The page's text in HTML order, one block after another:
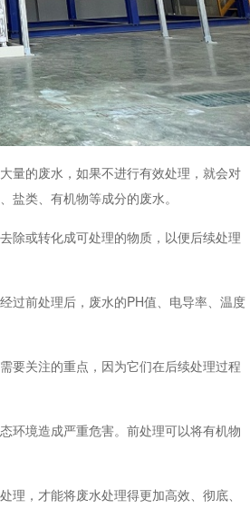
量的废水，如果不进行有效处理，就会对
盐类、有机物等成分的废水。
除或转化成可处理的物质，以便后续处理
过前处理后，废水的PH值、电导率、温度
要关注的重点，因为它们在后续处理过程
环境造成严重危害。前处理可以将有机物
，才能将废水处理得更加高效、彻底、